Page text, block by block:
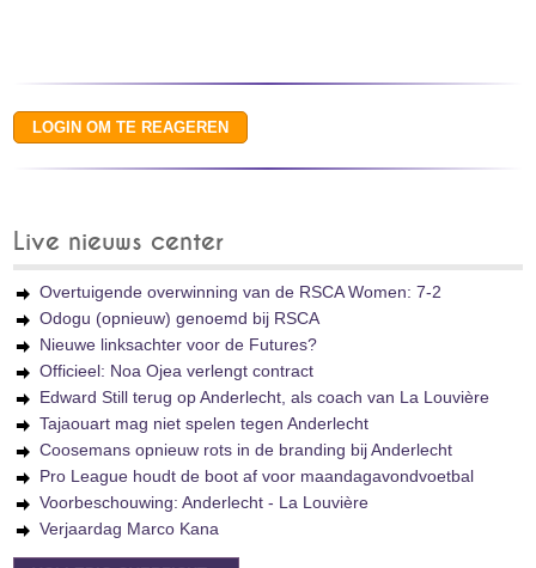
Live nieuws center
Overtuigende overwinning van de RSCA Women: 7-2
Odogu (opnieuw) genoemd bij RSCA
Nieuwe linksachter voor de Futures?
Officieel: Noa Ojea verlengt contract
Edward Still terug op Anderlecht, als coach van La Louvière
Tajaouart mag niet spelen tegen Anderlecht
Coosemans opnieuw rots in de branding bij Anderlecht
Pro League houdt de boot af voor maandagavondvoetbal
Voorbeschouwing: Anderlecht - La Louvière
Verjaardag Marco Kana